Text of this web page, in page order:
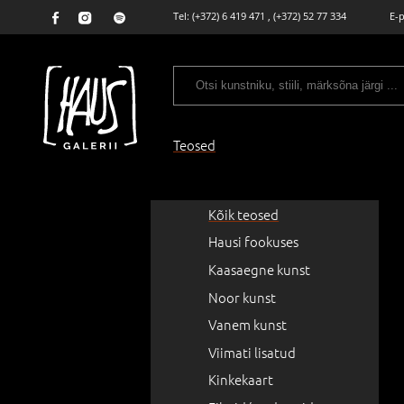
Tel: (+372) 6 419 471 , (+372) 52 77 334 E-
Teosed
Kõik teosed
Hausi fookuses
Kaasaegne kunst
Noor kunst
Vanem kunst
Viimati lisatud
Kinkekaart